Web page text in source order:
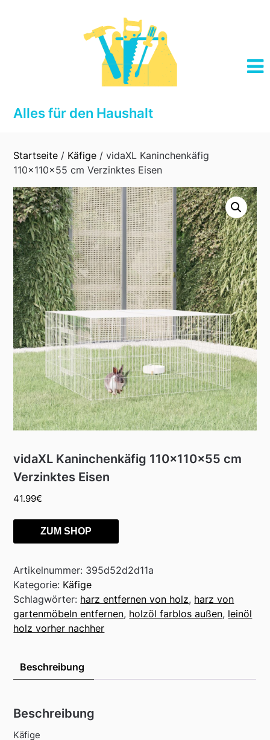
Alles für den Haushalt
Startseite / Käfige / vidaXL Kaninchenkäfig
110x110x55 cm Verzinktes Eisen
vidaXL Kaninchenkäfig 110x110x55 cm
Verzinktes Eisen
41.99€
ZUM SHOP
Artikelnummer: 395d52d2d11a
Kategorie: Käfige
Schlagwörter: harz entfernen von holz, harz von
gartenmöbeln entfernen, holzöl farblos außen, leinöl
holz vorher nachher
Beschreibung
Beschreibung
Käfige